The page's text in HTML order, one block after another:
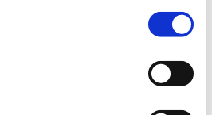
podróż dookoła świata. Chcą
spotykają niezwykłe stworzenia i